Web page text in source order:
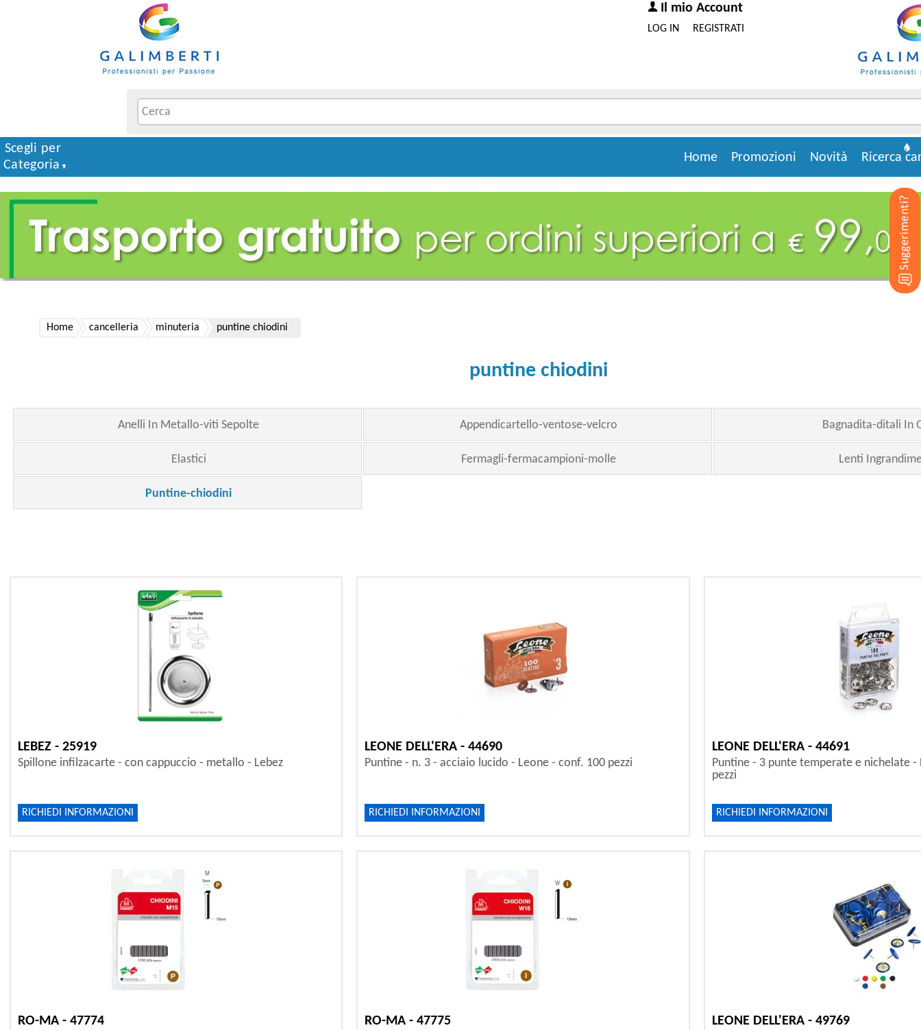
Il mio Account
REGISTRATI
LOG IN
Ricerca
Novità
Promozioni
Home
Scegli per
Categoria
Home cancelleria minuteria puntine chiodini
puntine chiodini
Anelli In Metallo-viti Sepolte Appendicartello-ventose-velcro Bagnadita-ditali In
Elastici Fermagli-fermacampioni-molle Lenti
Puntine-chiodini
LEBEZ - 25919
Spillone infilzacarte - con cappuccio - metallo - Lebez
RICHIEDI INFORMAZIONI
LEONE DELL'ERA - 44690
Puntine - n. 3 - acciaio lucido - Leone - conf. 100 pezzi
RICHIEDI INFORMAZIONI
LEONE DELL'ERA - 44691
Puntine - 3 punte temperate e nichelate -
pezzi
RICHIEDI INFORMAZIONI
RO-MA - 47774 RO-MA - 47775 LEONE DELL'ERA - 49769